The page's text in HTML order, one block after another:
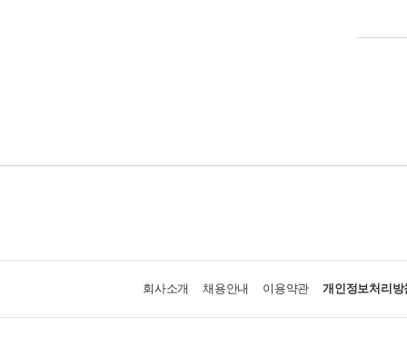
회사소개 채용안내 이용약관 개인정보처리방